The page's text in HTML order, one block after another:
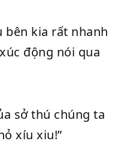
bên kia rất nhanh
động nói qua
sở thú chúng ta
xíu xiu!”